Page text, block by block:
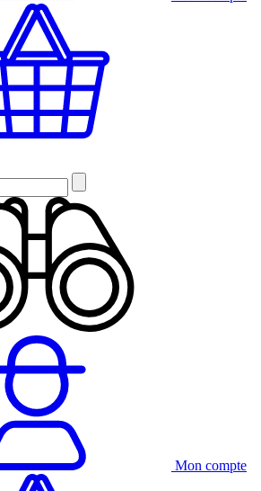
Mon compte